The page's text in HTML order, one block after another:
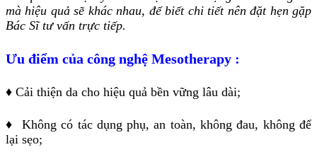
mà hiệu quả sẽ khác nhau, để biết chi tiết nên đặt hẹn gặp
Bác Sĩ tư vấn trực tiếp.
Ưu điểm của công nghệ Mesotherapy :
♦ Cải thiện da cho hiệu quả bền vững lâu dài;
♦ Không có tác dụng phụ, an toàn, không đau, không để
lại sẹo;